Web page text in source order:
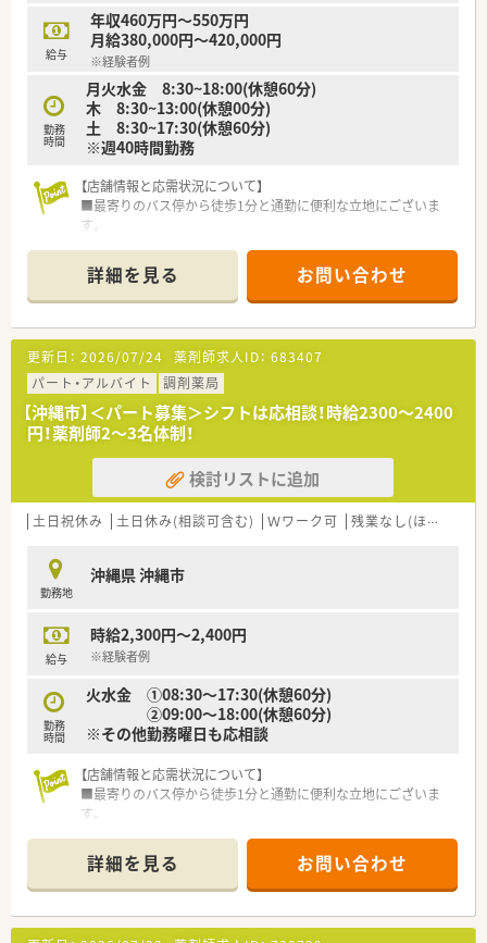
暇など
遠方の方もお気軽にご相談ください！
まずはお気軽にお問い合わせください。
給与
年収460万円～550万円
月給380,000円～420,000円
※経験者例
勤務
時間
月火水金 8:30~18:00(休憩60分)
木 8:30~13:00(休憩00分)
土 8:30~17:30(休憩60分)
※週40時間勤務
【店舗情報と応需状況について】
■最寄りのバス停から徒歩1分と通勤に便利な立地にございま
す。
器科を応需しています。
■1日の処方箋枚数は平均60枚から70枚で、常時2～3名体制で
対応しています。
【法人特徴について】
■「薬局に来てくれたすべての人を元気にしたい」という温かい
理念を掲げています。
■沖縄県内で3店舗の調剤薬局を運営し、地域に密着した医療サ
ービスを提供しています。
■外来調剤だけでなく、今後の需要が見込まれる在宅医療にも特
に力を入れています。
【求人情報について】
■休日は日曜と祝日に加え、シフト制で平日1日休みの完全週休
検討することが可能です。
【勤務実態について】
め、プライベートも充実します。
■入職時から利用できる短時間正社員制度があり、ご自身のペー
スで働くことが可能です。
の深い理解があります。
詳細を見る お問い合わせ
更新日： 2026/07/24 薬剤師求人ID： 683407
パート・アルバイト
調剤薬局
【沖縄市】＜パート募集＞シフトは応相談！時給2300～2400
円！薬剤師2～3名体制！
検討リストに追加
土日祝休み 土日休み(相談可含む) Ｗワーク可 残業なし(ほぼなし含む)
勤務地
沖縄県 沖縄市
給与
時給2,300円～2,400円
※経験者例
勤務
時間
火水金 ①08:30～17:30(休憩60分)
②09:00～18:00(休憩60分)
※その他勤務曜日も応相談
【店舗情報と応需状況について】
■最寄りのバス停から徒歩1分と通勤に便利な立地にございま
す。
器科を応需しています。
■1日の処方箋枚数は平均60枚から70枚で、常時2～3名体制で
対応しています。
【法人特徴について】
詳細を見る お問い合わせ